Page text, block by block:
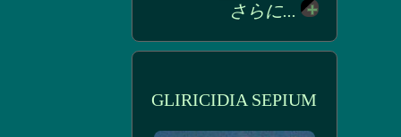
さらに...
GLIRICIDIA SEPIUM